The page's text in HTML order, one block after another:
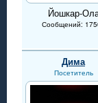
Йошкар-
Сообщений:
Дима
Посетитель